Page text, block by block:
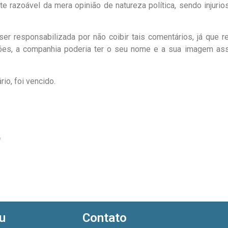
razoável da mera opinião de natureza política, sendo
responsabilizada por não coibir tais comentários, já
a companhia poderia ter o seu nome e a sua imagem
foi vencido.
Contato